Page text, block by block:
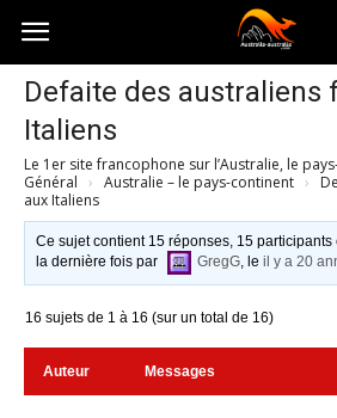
Australia-
australie.com
Defaite des australiens
Italiens
Le 1er site francophone sur l’Australie, le
Général › Australie – le pays-continent ›
aux Italiens
Ce sujet contient 15 réponses, 15
la dernière fois par
GregG, leil y a 20
16 sujets de 1 à 16 (sur un total de 16)
Auteur Messages